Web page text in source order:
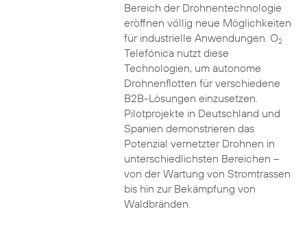
Bereich der Drohnentechnologie
eröffnen völlig neue Möglichkeiten
für industrielle Anwendungen. O2
Telefónica nutzt diese
Technologien, um autonome
Drohnenflotten für verschiedene
B2B-Lösungen einzusetzen.
Pilotprojekte in Deutschland und
Spanien demonstrieren das
Potenzial vernetzter Drohnen in
unterschiedlichsten Bereichen –
von der Wartung von Stromtrassen
bis hin zur Bekämpfung von
Waldbränden.